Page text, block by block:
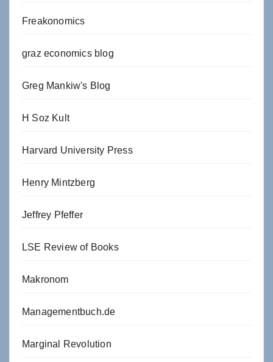
Freakonomics
graz economics blog
Greg Mankiw's Blog
H Soz Kult
Harvard University Press
Henry Mintzberg
Jeffrey Pfeffer
LSE Review of Books
Makronom
Managementbuch.de
Marginal Revolution